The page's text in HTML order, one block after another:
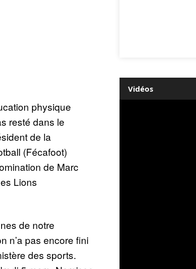
physique
resté dans le
de la
(Fécafoot)
de Marc
Lions
de notre
n’a pas encore fini
des sports.
Vidéos